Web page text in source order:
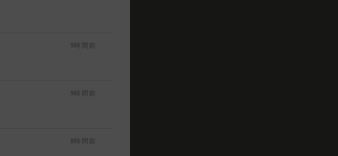
9時間前
9時間前
8時間前